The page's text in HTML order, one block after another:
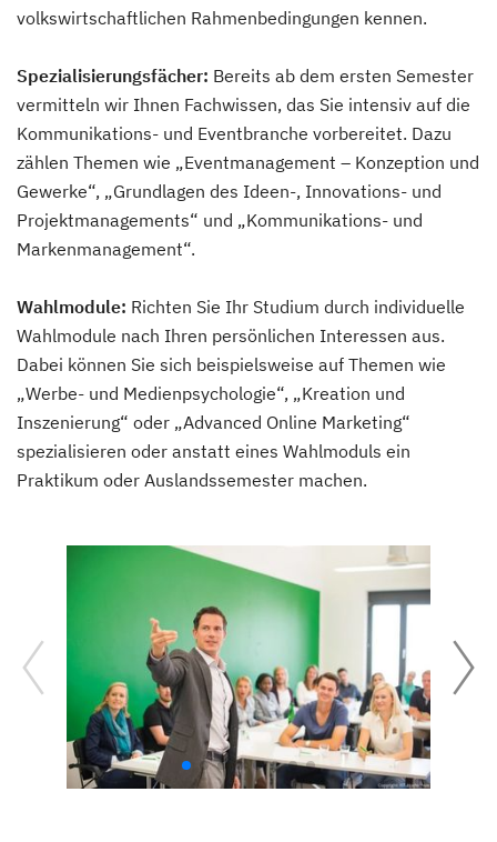
volkswirtschaftlichen Rahmenbedingungen kennen.
Spezialisierungsfächer: Bereits ab dem ersten Semester
vermitteln wir Ihnen Fachwissen, das Sie intensiv auf die
Kommunikations- und Eventbranche vorbereitet. Dazu
zählen Themen wie „Eventmanagement – Konzeption und
Gewerke“, „Grundlagen des Ideen-, Innovations- und
Projektmanagements“ und „Kommunikations- und
Markenmanagement“.
Wahlmodule: Richten Sie Ihr Studium durch individuelle
Wahlmodule nach Ihren persönlichen Interessen aus.
Dabei können Sie sich beispielsweise auf Themen wie
„Werbe- und Medienpsychologie“, „Kreation und
Inszenierung“ oder „Advanced Online Marketing“
spezialisieren oder anstatt eines Wahlmoduls ein
Praktikum oder Auslandssemester machen.